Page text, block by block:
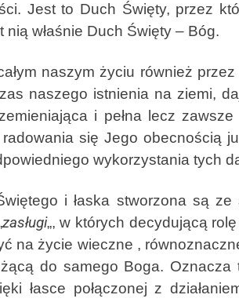
Jest to Duch Święty, przez
nią właśnie Duch Święty – Bóg.
naszym życiu również przez
naszego istnienia na ziemi,
i pełna lecz
się Jego obecnością
wykorzystania tych
i łaska stworzona są ze
zasługi„, w których decydującą
na życie wieczne ,
do samego Boga.
łasce połączonej z